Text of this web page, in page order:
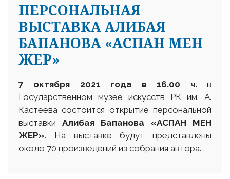
ПЕРСОНАЛЬНАЯ
ВЫСТАВКА АЛИБАЯ
БАПАНОВА «АСПАН МЕН
ЖЕР»
7 октября 2021 года в 16.00 ч.в
Государственном музее искусств РК им. А.
Кастеева состоится открытие персональной
выставки Алибая Бапанова «АСПАН МЕН
ЖЕР». На выставке будут представлены
около 70 произведений из собрания автора.